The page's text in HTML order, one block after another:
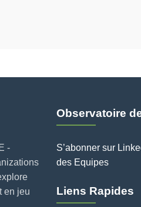
-
en jeu
Observatoire
S’abonner sur
des Equipes
Liens Rapides